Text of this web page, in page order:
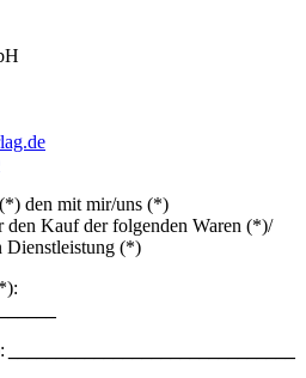
den mit mir/uns (*)
den Kauf der folgenden Waren (*)/
Dienstleistung (*)